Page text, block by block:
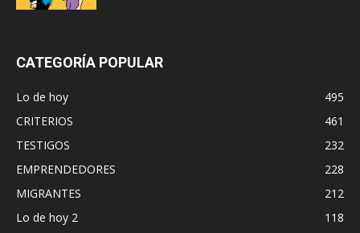
CATEGORÍA POPULAR
Lo de hoy
495
CRITERIOS
461
TESTIGOS
232
EMPRENDEDORES
228
MIGRANTES
212
Lo de hoy 2
118